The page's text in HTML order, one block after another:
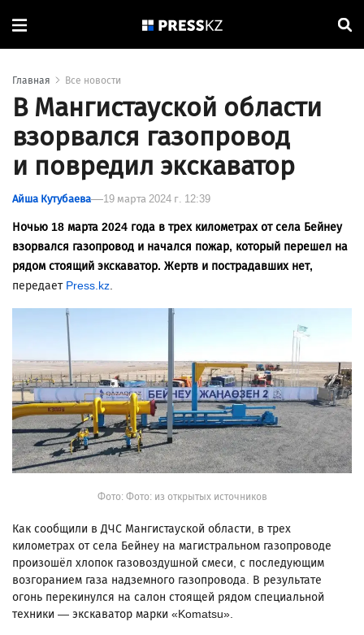
Главная Все новости
В Мангистауской области
взорвался газопровод
и повредил экскаватор
Айша Кутубаева 19 марта 2024 г. 12:39
Ночью 18 марта 2024 года в трех километрах от села Бейнеу
взорвался газопровод и начался пожар, который перешел на
рядом стоящий экскаватор. Жертв и пострадавших нет,
передает Press.kz.
Фото: Фото: из открытых источников
Как сообщили в ДЧС Мангистауской области, в трех
километрах от села Бейнеу на магистральном газопроводе
произошёл хлопок газовоздушной смеси, с последующим
возгоранием газа надземного газопровода. В результате
огонь перекинулся на салон стоящей рядом специальной
техники — экскаватор марки «Komatsu».